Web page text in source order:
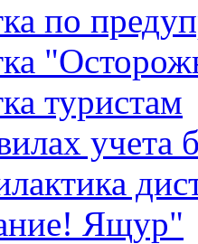
по
туристам
учета
Ящур"